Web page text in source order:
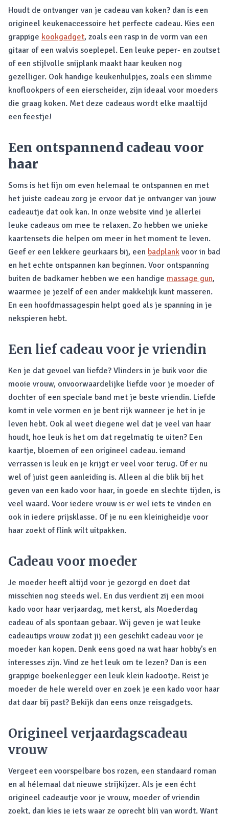
Houdt de ontvanger van je cadeau van koken? dan is een
origineel keukenaccessoire het perfecte cadeau. Kies een
grappige kookgadget, zoals een rasp in de vorm van een
gitaar of een walvis soeplepel. Een leuke peper- en zoutset
of een stijlvolle snijplank maakt haar keuken nog
gezelliger. Ook handige keukenhulpjes, zoals een slimme
knoflookpers of een eierscheider, zijn ideaal voor moeders
die graag koken. Met deze cadeaus wordt elke maaltijd
een feestje!
Een ontspannend cadeau voor
haar
Soms is het fijn om even helemaal te ontspannen en met
het juiste cadeau zorg je ervoor dat je ontvanger van jouw
cadeautje dat ook kan. In onze website vind je allerlei
leuke cadeaus om mee te relaxen. Zo hebben we unieke
kaartensets die helpen om meer in het moment te leven.
Geef er een lekkere geurkaars bij, een badplank voor in bad
en het echte ontspannen kan beginnen. Voor ontspanning
buiten de badkamer hebben we een handige massage gun,
waarmee je jezelf of een ander makkelijk kunt masseren.
En een hoofdmassagespin helpt goed als je spanning in je
nekspieren hebt.
Een lief cadeau voor je vriendin
Ken je dat gevoel van liefde? Vlinders in je buik voor die
mooie vrouw, onvoorwaardelijke liefde voor je moeder of
dochter of een speciale band met je beste vriendin. Liefde
komt in vele vormen en je bent rijk wanneer je het in je
leven hebt. Ook al weet diegene wel dat je veel van haar
houdt, hoe leuk is het om dat regelmatig te uiten? Een
kaartje, bloemen of een origineel cadeau. iemand
verrassen is leuk en je krijgt er veel voor terug. Of er nu
wel of juist geen aanleiding is. Alleen al die blik bij het
geven van een kado voor haar, in goede en slechte tijden, is
veel waard. Voor iedere vrouw is er wel iets te vinden en
ook in iedere prijsklasse. Of je nu een kleinigheidje voor
haar zoekt of flink wilt uitpakken.
Cadeau voor moeder
Je moeder heeft altijd voor je gezorgd en doet dat
misschien nog steeds wel. En dus verdient zij een mooi
kado voor haar verjaardag, met kerst, als Moederdag
cadeau of als spontaan gebaar. Wij geven je wat leuke
cadeautips vrouw zodat jij een geschikt cadeau voor je
moeder kan kopen. Denk eens goed na wat haar hobby’s en
interesses zijn. Vind ze het leuk om te lezen? Dan is een
grappige boekenlegger een leuk klein kadootje. Reist je
moeder de hele wereld over en zoek je een kado voor haar
dat daar bij past? Bekijk dan eens onze reisgadgets.
Origineel verjaardagscadeau
vrouw
Vergeet een voorspelbare bos rozen, een standaard roman
en al hélemaal dat nieuwe strijkijzer. Als je een écht
origineel cadeautje voor je vrouw, moeder of vriendin
zoekt, dan kies je iets waar ze oprecht blij van wordt. Want